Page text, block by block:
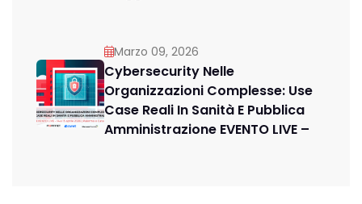
Marzo 09, 2026
Cybersecurity Nelle
Organizzazioni Complesse: Use
Case Reali In Sanità E Pubblica
Amministrazione EVENTO LIVE –